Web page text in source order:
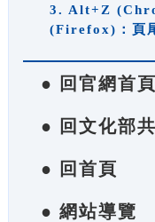
3. Alt+Z
(Firefox)：頁
● 回官網首頁
● 回文化部
● 回首頁
● 網站導覽